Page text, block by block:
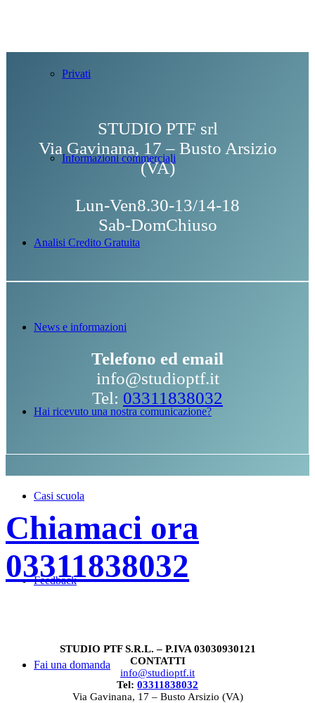
Privati
Informazioni commerciali
Analisi Credito Gratuita
News e informazioni
Hai ricevuto una nostra comunicazione?
Casi scuola
Feedback
Fai una domanda
STUDIO PTF srl
Via Gavinana, 17 – Busto Arsizio
(VA)
Lun-Ven8.30-13/14-18
Sab-DomChiuso
Telefono ed email
info@studioptf.it
Tel: 03311838032
Chiamaci ora
03311838032
STUDIO PTF S.R.L. – P.IVA 03030930121
CONTATTI
info@studioptf.it
Tel: 03311838032
Via Gavinana, 17 – Busto Arsizio (VA)